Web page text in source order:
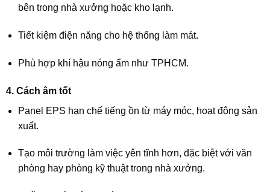
bên trong nhà xưởng hoặc kho lạnh.
Tiết kiệm điện năng cho hệ thống làm mát.
Phù hợp khí hậu nóng ẩm như TPHCM.
4. Cách âm tốt
Panel EPS hạn chế tiếng ồn từ máy móc, hoạt động sản
xuất.
Tạo môi trường làm việc yên tĩnh hơn, đặc biệt với văn
phòng hay phòng kỹ thuật trong nhà xưởng.